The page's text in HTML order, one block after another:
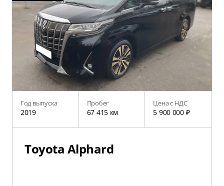
Год выпуска
2019
Пробег
67 415 км
Цена с НДС
5 900 000 ₽
Toyota Alphard